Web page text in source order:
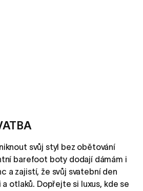
svůj styl bez obětování
barefoot boty dodají dámám i
a zajistí, že svůj svatební den
otlaků. Dopřejte si luxus, kde se